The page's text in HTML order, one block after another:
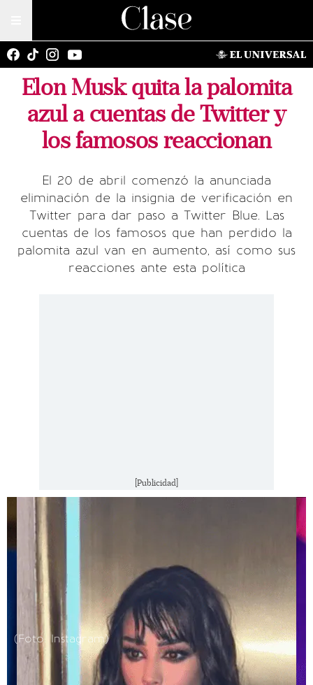
Elon Musk quita la palomita
azul a cuentas de Twitter y
los famosos reaccionan
El 20 de abril comenzó la anunciada
eliminación de la insignia de verificación en
Twitter para dar paso a Twitter Blue. Las
cuentas de los famosos que han perdido la
palomita azul van en aumento, así como sus
reacciones ante esta política
[Publicidad]
(Foto: Instagram)